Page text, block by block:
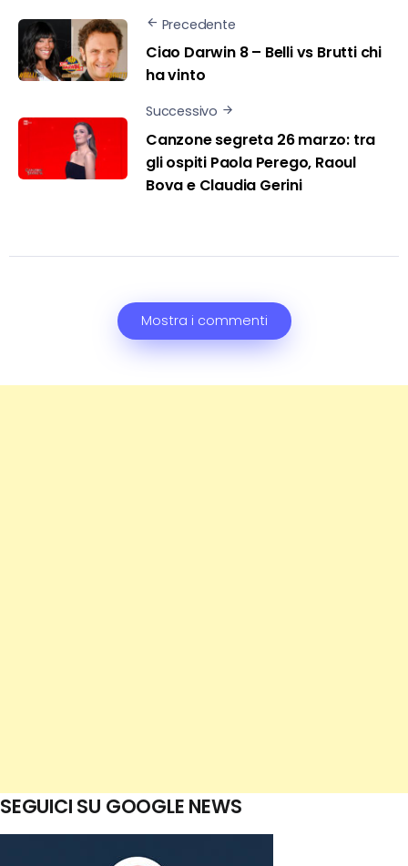
Precedente
Ciao Darwin 8 – Belli vs Brutti chi
ha vinto
Successivo
Canzone segreta 26 marzo: tra
gli ospiti Paola Perego, Raoul
Bova e Claudia Gerini
Mostra i commenti
SEGUICI SU GOOGLE NEWS